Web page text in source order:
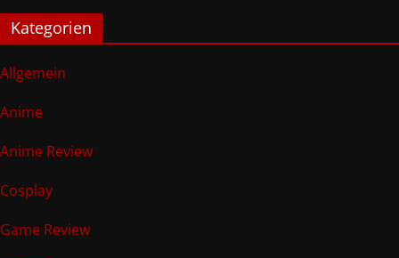
Kategorien
Allgemein
Anime
Anime Review
Cosplay
Game Review